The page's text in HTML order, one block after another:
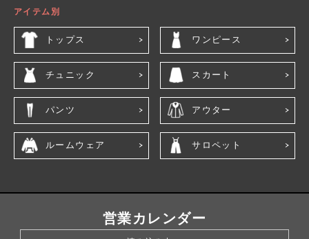
アイテム別
トップス ワンピース
チュニック スカート
パンツ アウター
ルームウェア サロペット
営業カレンダー